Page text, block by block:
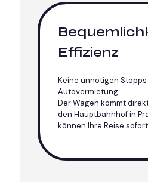
Effizienz
Keine unnötigen
Autovermietung.
Der Wagen kommt
den Hauptbahnhof in
können Ihre Reise